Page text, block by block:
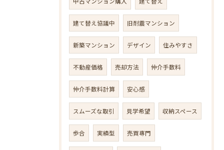
建て替え協議中 旧耐震マンション
新築マンション デザイン 住みやすさ
不動産価格 売却方法 仲介手数料
仲介手数料計算 安心感
スムーズな取引 見学希望 収納スペース
歩合 実績型 売買専門